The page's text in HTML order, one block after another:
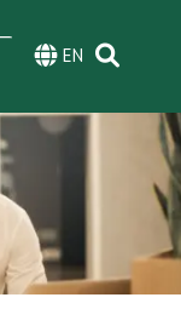
EN